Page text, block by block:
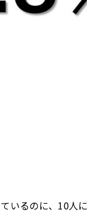
いるのに、10人